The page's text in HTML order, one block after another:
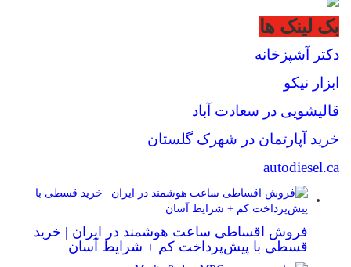
بک لینک ها
دکتر آشپزخانه
ابزار نیکو
قالیشویی در سعادت آباد
خرید آپارتمان در شهرک گلستان
autodiesel.ca
فروش اقساطی ساعت هوشمند در ایران | خرید
قسطی با پیش‌پرداخت کم + شرایط آسان